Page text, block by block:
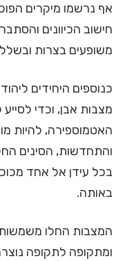
אף נרשמו מיקרים
חישוב הכיוונים
משופעים בצרות
כנוספים היחידים
מצבות אבן, וכדי
האטמוספירה, להיות
והתחדשות, הסינים
בכל עידן אל אחד
באותה.
המצבות החלו
ומתקופה לתקופה